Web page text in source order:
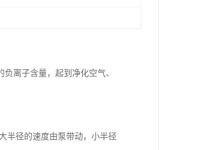
离子含量，起到净化空气、
半径的速度由泵带动，小半径